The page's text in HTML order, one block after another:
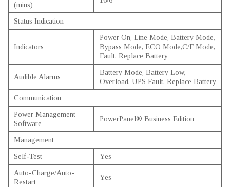
(mins)
Status Indication
Indicators
Power On, Line Mode, Battery Mode,
Bypass Mode, ECO Mode,C/F Mode,
Fault, Replace Battery
Audible Alarms
Battery Mode, Battery Low,
Overload, UPS Fault, Replace Battery
Communication
Power Management
Software
PowerPanel® Business Edition
Management
Self-Test
Yes
Auto-Charge/Auto-
Restart
Yes